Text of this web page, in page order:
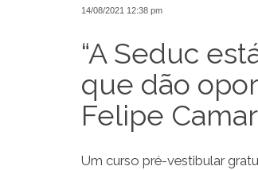
14/08/2021 12:38 pm
“A Seduc
que dão
Felipe
Um curso pré-vestibular